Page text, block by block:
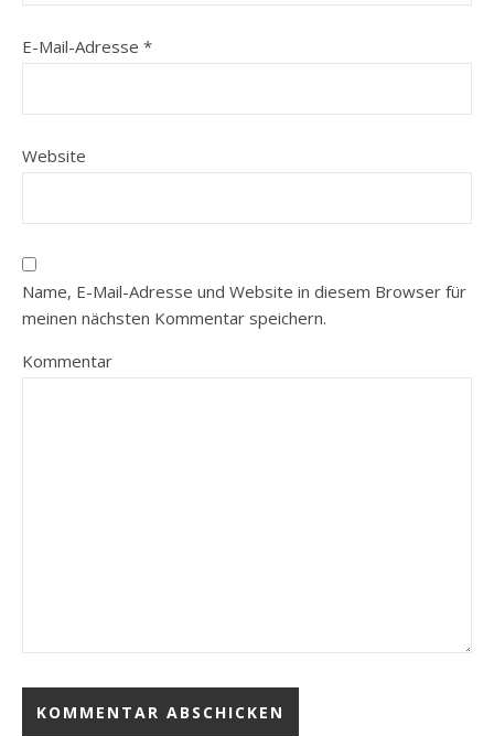
E-Mail-Adresse *
Website
Name, E-Mail-Adresse und Website in diesem Browser für
meinen nächsten Kommentar speichern.
Kommentar